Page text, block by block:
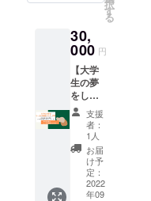
e
(ドリン
クサー
ビス
券) に
なりま
す。 そ
れぞれ
の限定
数や割
引額は
本文を
ご参照
くださ
い。 ま
さい。
ご記入
くださ
い。 ※
各リ
ターン
の詳細
はプロ
ジェク
トペー
ジ本文
をご確
認くだ
さい
してく
方向
け！ ・
旅行雑
誌
Folte.1
冊 ・デ
ジタル
版(pdf
版) ・お
礼の手
紙 ＋
①〜⑤
よりお
好みの
択
す
る
30,
000 円
【大学
生の夢
をしっ
かり応
援プラ
ン！
〈竹〉
】 特に
社会人
の方な
ど、大
支援
者：
1人
お届
け予
定：
2022
年09